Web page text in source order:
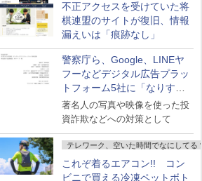
不正アクセスを受けていた将
棋連盟のサイトが復旧、情報
漏えいは「痕跡なし」
警察庁ら、Google、LINEヤ
フーなどデジタル広告プラッ
トフォーム5社に「なりすま
し詐欺広告」対策強化を要請
著名人の写真や映像を使った投
資詐欺などへの対策として
テレワーク、空いた時間でなにしてる？
これぞ着るエアコン!! コン
ビニで買える冷凍ペットボト